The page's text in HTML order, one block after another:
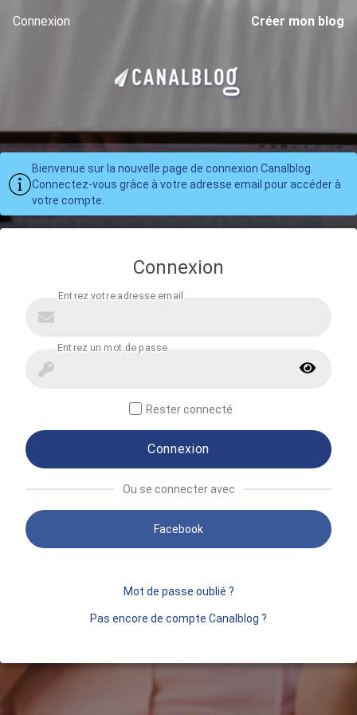
Connexion Créer mon blog
Bienvenue sur la nouvelle page de connexion Canalblog.
Connectez-vous grâce à votre adresse email pour accéder à
votre compte.
Connexion
Rester connecté
Connexion
Ou se connecter avec
Facebook
Mot de passe oublié ?
Pas encore de compte Canalblog ?